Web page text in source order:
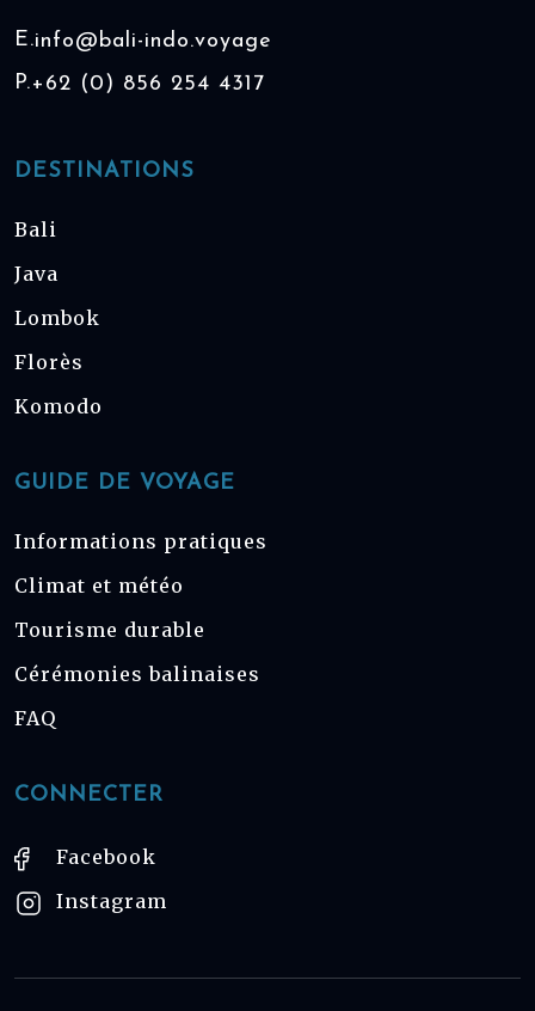
E.info@bali-indo.voyage
P.+62 (0) 856 254 4317
DESTINATIONS
Bali
Java
Lombok
Florès
Komodo
GUIDE DE VOYAGE
Informations pratiques
Climat et météo
Tourisme durable
Cérémonies balinaises
FAQ
CONNECTER
Facebook
Instagram